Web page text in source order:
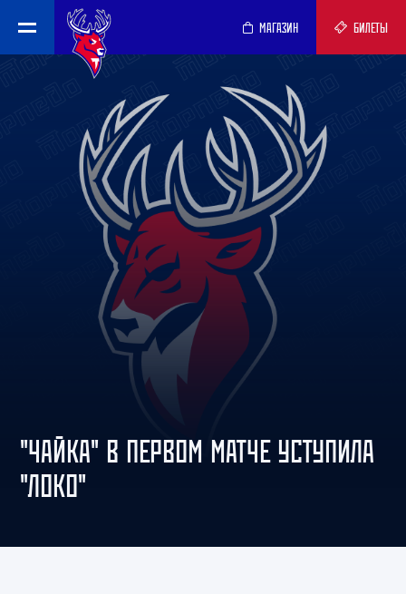
МАГАЗИН БИЛЕТЫ
"ЧАЙКА" В ПЕРВОМ МАТЧЕ УСТУПИЛА
"ЛОКО"